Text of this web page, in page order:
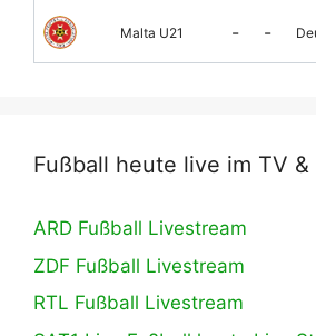
Malta U21 - -
Fußball heute live im TV &
ARD Fußball Livestream
ZDF Fußball Livestream
RTL Fußball Livestream